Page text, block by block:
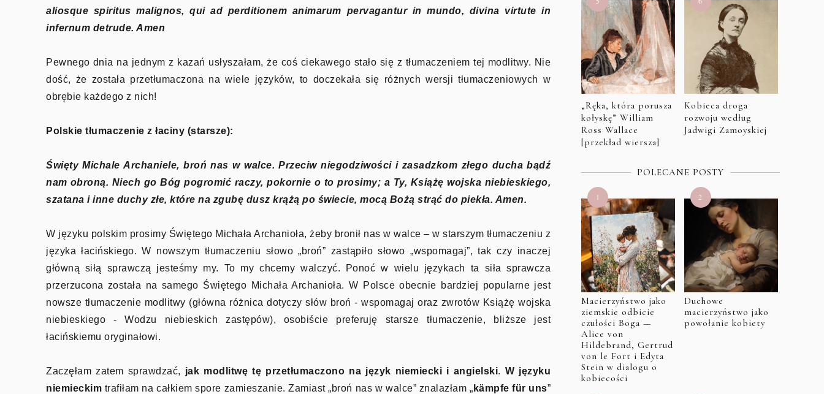
aliosque spiritus malignos, qui ad perditionem animarum pervagantur in mundo, divina virtute in
infernum detrude. Amen
Pewnego dnia na jednym z kazań usłyszałam, że coś ciekawego stało się z tłumaczeniem tej modlitwy. Nie
dość, że została przetłumaczona na wiele języków, to doczekała się różnych wersji tłumaczeniowych w
obrębie każdego z nich!
Polskie tłumaczenie z łaciny (starsze):
Święty Michale Archaniele, broń nas w walce. Przeciw niegodziwości i zasadzkom złego ducha bądź
nam obro­ną. Niech go Bóg pogromić raczy, pokornie o to prosimy; a Ty, Książę wojska niebieskiego,
szatana i inne duchy złe, które na zgubę dusz krążą po świecie, mocą Bożą strąć do piekła. Amen.
W języku polskim prosimy Świętego Michała Archanioła, żeby bronił nas w walce – w starszym tłumaczeniu z
języka łacińskiego. W nowszym tłumaczeniu słowo „broń” zastąpiło słowo „wspomagaj”, tak czy inaczej
główną siłą sprawczą jesteśmy my. To my chcemy walczyć. Ponoć w wielu językach ta siła sprawcza
przerzucona została na samego Świętego Michała Archanioła. W Polsce obecnie bardziej popularne jest
nowsze tłumaczenie modlitwy (główna różnica dotyczy słów broń - wspomagaj oraz zwrotów Książę wojska
niebieskiego - Wodzu niebieskich zastępów), osobiście preferuję starsze tłumaczenie, bliższe jest
łacińskiemu oryginałowi.
Zaczęłam zatem sprawdzać, jak modlitwę tę przetłumaczono na język niemiecki i angielski. W języku
niemieckim trafiłam na całkiem spore zamieszanie. Zamiast „broń nas w walce” znalazłam „ kämpfe für uns”
„Ręka, która porusza
kołyskę” William
Ross Wallace
[przekład wiersza]
Kobieca droga
rozwoju według
Jadwigi Zamoyskiej
POLECANE POSTY
Macierzyństwo jako
ziemskie odbicie
czułości Boga —
Alice von
Hildebrand, Gertrud
von le Fort i Edyta
Stein w dialogu o
kobiecości
Duchowe
macierzyństwo jako
powołanie kobiety